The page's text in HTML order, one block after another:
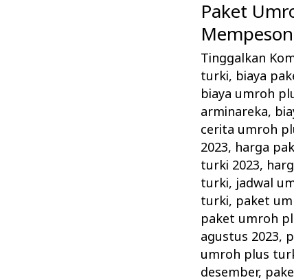
Paket
Tinggalkan
turki, biaya
biaya umroh
arminareka,
cerita umroh
2023, harga
turki 2023,
turki, jadwal
turki, paket
paket umroh
agustus 2023,
umroh plus
desember,
Paket
Umroh
Plus
Turki
Istanbul
Bursa
Yang
Indah
Mempesona